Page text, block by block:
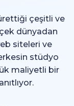
çeşitli ve
dünyadan
siteleri ve
stüdyo
maliyetli bir